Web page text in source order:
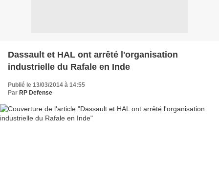
Dassault et HAL ont arrêté l'organisation
industrielle du Rafale en Inde
Publié le 13/03/2014 à 14:55
Par RP Defense